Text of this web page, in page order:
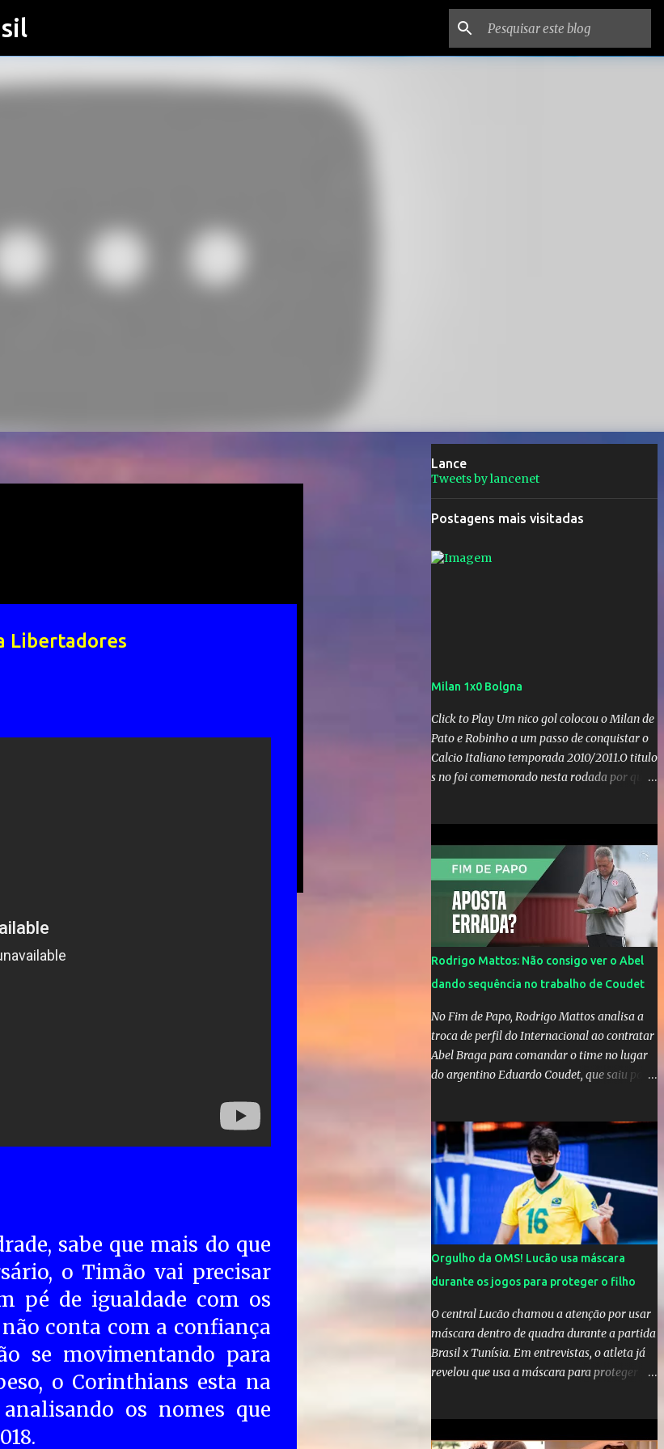
Libertadores
sabe que mais do que
o Timão vai precisar
pé de igualdade com os
conta com a confiança
se movimentando para
o Corinthians esta na
os nomes que
Lance
Tweets by lancenet
Postagens mais visitadas
Milan 1x0 Bolgna
Click to Play Um nico gol colocou o Milan de
Pato e Robinho a um passo de conquistar o
Calcio Italiano temporada 2010/2011.O titulo
s no foi comemorado nesta rodada por que a
voltandoa Italia e para dirigir de novo a
Internazionale.Na velha bota tudo parece
definido e tem o Milan como virtual
campeao. ;
Rodrigo Mattos: Não consigo ver o Abel
dando sequência no trabalho de Coudet
No Fim de Papo, Rodrigo Mattos analisa a
troca de perfil do Internacional ao contratar
Abel Braga para comandar o time no lugar
do argentino Eduardo Coudet, que saiu para
Orgulho da OMS! Lucão usa máscara
durante os jogos para proteger o filho
O central Lucão chamou a atenção por usar
máscara dentro de quadra durante a partida
Brasil x Tunísia. Em entrevistas, o atleta já
revelou que usa a máscara para proteger seu